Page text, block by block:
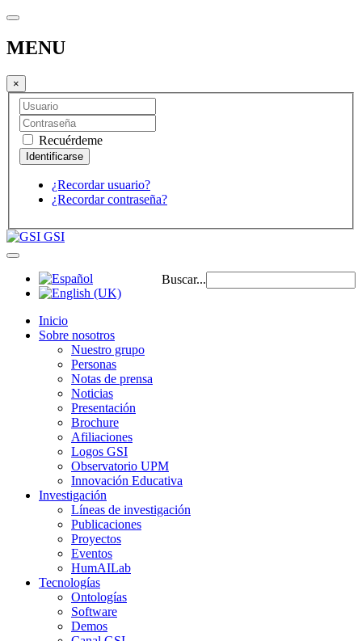
MENU
×
Recuérdeme
¿Recordar usuario?
¿Recordar contraseña?
GSI
Buscar...
Inicio
Sobre nosotros
Nuestro grupo
Personas
Notas de prensa
Noticias
Presentación
Brochure
Afiliaciones
Logos GSI
Observatorio UPM
Innovación Educativa
Investigación
Líneas de investigación
Publicaciones
Proyectos
Eventos
HumAILab
Tecnologías
Ontologías
Software
Demos